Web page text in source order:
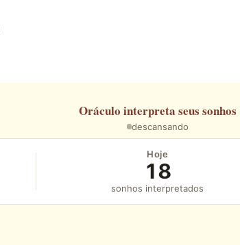
Oráculo interpreta seus sonhos
descansando
Hoje
18
sonhos interpretados